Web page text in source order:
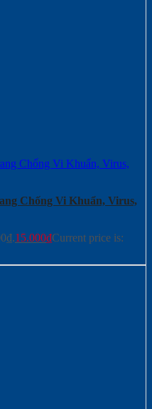
Chống Vi Khuẩn, Virus,
15.000₫Current price is: